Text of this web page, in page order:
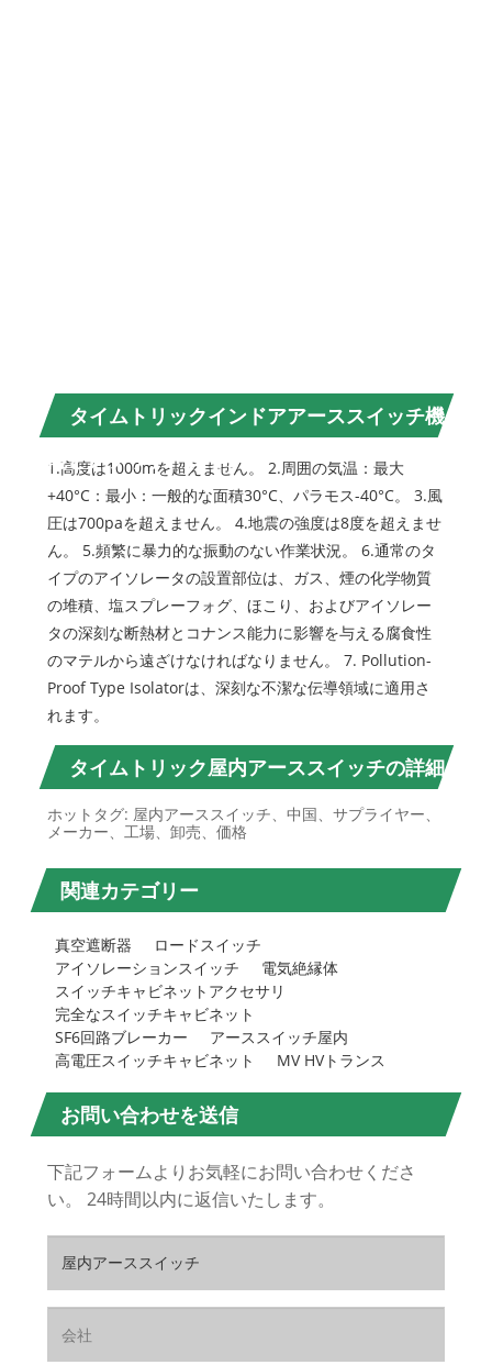
タイムトリックインドアアーススイッチ機
能とアプリケーション
1.高度は1000mを超えません。 2.周囲の気温：最大
+40°C：最小：一般的な面積30°C、パラモス-40°C。 3.風
圧は700paを超えません。 4.地震の強度は8度を超えませ
ん。 5.頻繁に暴力的な振動のない作業状況。 6.通常のタ
イプのアイソレータの設置部位は、ガス、煙の化学物質
の堆積、塩スプレーフォグ、ほこり、およびアイソレー
タの深刻な断熱材とコナンス能力に影響を与える腐食性
のマテルから遠ざけなければなりません。 7. Pollution-
Proof Type Isolatorは、深刻な不潔な伝導領域に適用さ
れます。
タイムトリック屋内アーススイッチの詳細
ホットタグ: 屋内アーススイッチ、中国、サプライヤー、
メーカー、工場、卸売、価格
関連カテゴリー
真空遮断器
ロードスイッチ
アイソレーションスイッチ
電気絶縁体
スイッチキャビネットアクセサリ
完全なスイッチキャビネット
SF6回路ブレーカー
アーススイッチ屋内
高電圧スイッチキャビネット
MV HVトランス
お問い合わせを送信
下記フォームよりお気軽にお問い合わせくださ
い。 24時間以内に返信いたします。